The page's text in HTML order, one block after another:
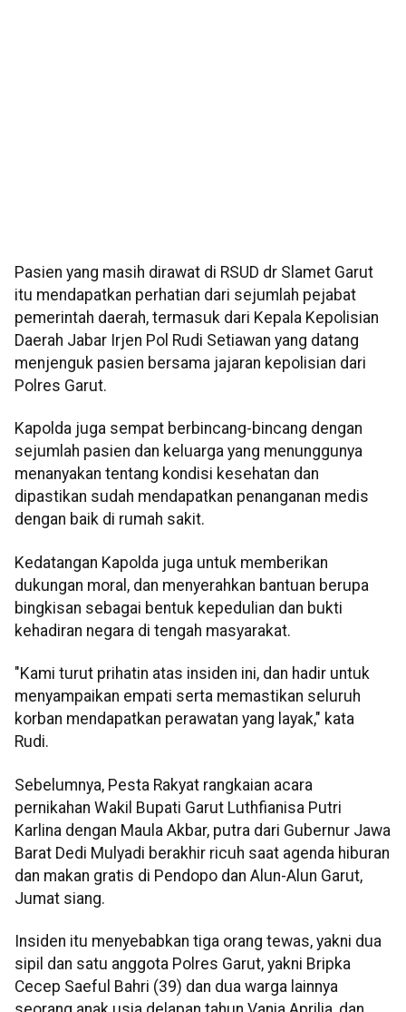
Pasien yang masih dirawat di RSUD dr Slamet Garut
itu mendapatkan perhatian dari sejumlah pejabat
pemerintah daerah, termasuk dari Kepala Kepolisian
Daerah Jabar Irjen Pol Rudi Setiawan yang datang
menjenguk pasien bersama jajaran kepolisian dari
Polres Garut.
Kapolda juga sempat berbincang-bincang dengan
sejumlah pasien dan keluarga yang menunggunya
menanyakan tentang kondisi kesehatan dan
dipastikan sudah mendapatkan penanganan medis
dengan baik di rumah sakit.
Kedatangan Kapolda juga untuk memberikan
dukungan moral, dan menyerahkan bantuan berupa
bingkisan sebagai bentuk kepedulian dan bukti
kehadiran negara di tengah masyarakat.
"Kami turut prihatin atas insiden ini, dan hadir untuk
menyampaikan empati serta memastikan seluruh
korban mendapatkan perawatan yang layak," kata
Rudi.
Sebelumnya, Pesta Rakyat rangkaian acara
pernikahan Wakil Bupati Garut Luthfianisa Putri
Karlina dengan Maula Akbar, putra dari Gubernur Jawa
Barat Dedi Mulyadi berakhir ricuh saat agenda hiburan
dan makan gratis di Pendopo dan Alun-Alun Garut,
Jumat siang.
Insiden itu menyebabkan tiga orang tewas, yakni dua
sipil dan satu anggota Polres Garut, yakni Bripka
Cecep Saeful Bahri (39) dan dua warga lainnya